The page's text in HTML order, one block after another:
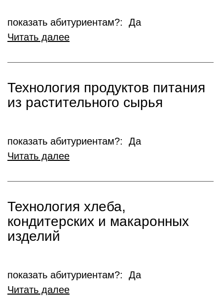
показать абитуриентам?: Да
Читать далее
Технология продуктов питания
из растительного сырья
показать абитуриентам?: Да
Читать далее
Технология хлеба,
кондитерских и макаронных
изделий
показать абитуриентам?: Да
Читать далее